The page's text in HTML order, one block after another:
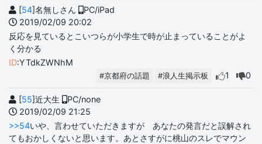
[54]名無しさん
PC/iPad
2019/02/09 20:02
反応を見ているとこいつらが小学生で時が止まっていることがよ
く分かる
ID:YTdkZWNhM
#京都府の話題 #浪人生掲示板 1 0
[55]近大生
PC/none
2019/02/09 21:25
>>54いや、言わせていただきますが あなたの発言だと誤解され
てもおかしくないと思います。あとさすがに桃山のスレでマウン